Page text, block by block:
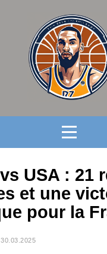
USA : 21
et une
pour la